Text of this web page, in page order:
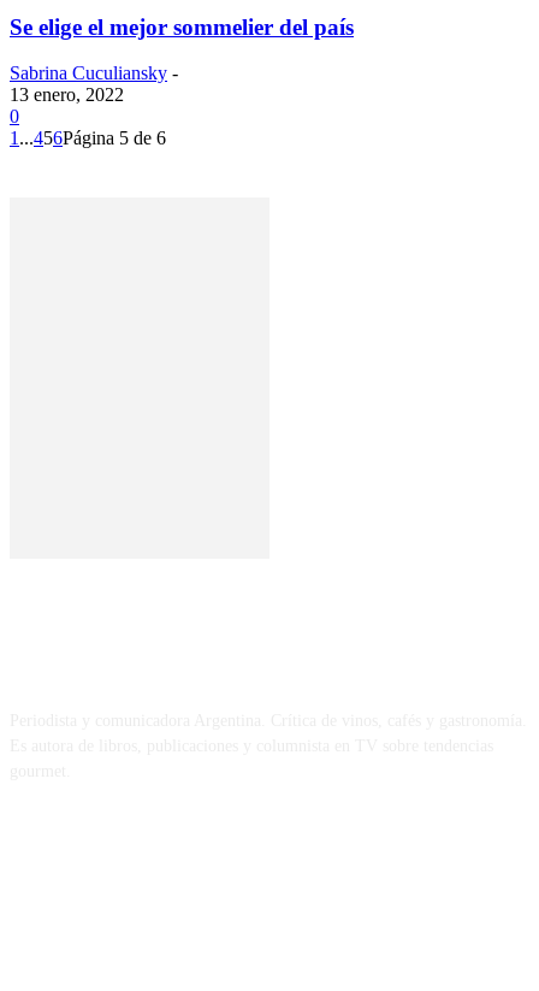
Se elige el mejor sommelier del país
Sabrina Cuculiansky -
13 enero, 2022
0
1 ...456Página 5 de 6